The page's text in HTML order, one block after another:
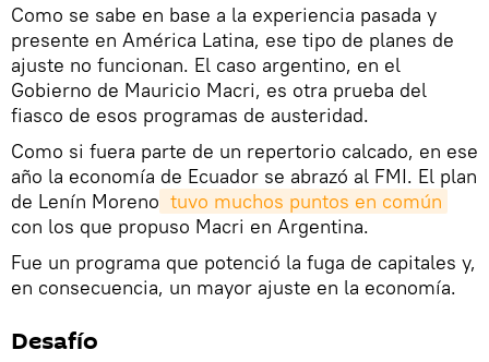
Como se sabe en base a la experiencia pasada y
presente en América Latina, ese tipo de planes de
ajuste no funcionan. El caso argentino, en el
Gobierno de Mauricio Macri, es otra prueba del
fiasco de esos programas de austeridad.
Como si fuera parte de un repertorio calcado, en ese
año la economía de Ecuador se abrazó al FMI. El plan
de Lenín Moreno tuvo muchos puntos en común
con los que propuso Macri en Argentina.
Fue un programa que potenció la fuga de capitales y,
en consecuencia, un mayor ajuste en la economía.
Desafío